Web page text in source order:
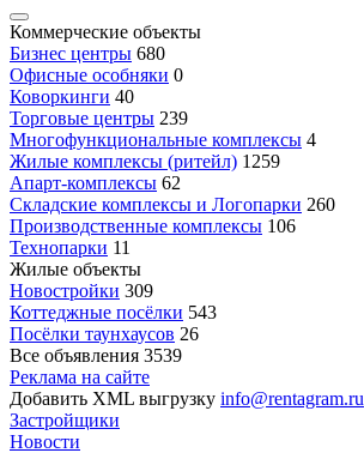
Коммерческие объекты
Бизнес центры 680
Офисные особняки 0
Коворкинги 40
Торговые центры 239
Многофункциональные комплексы 4
Жилые комплексы (ритейл) 1259
Апарт-комплексы 62
Складские комплексы и Логопарки 260
Производственные комплексы 106
Технопарки 11
Жилые объекты
Новостройки 309
Коттеджные посёлки 543
Посёлки таунхаусов 26
Все объявления 3539
Реклама на сайте
Добавить XML выгрузку info@rentagram.ru
Застройщики
Новости